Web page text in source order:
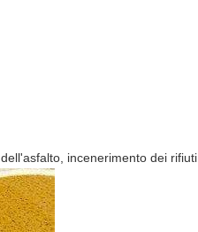
incenerimento dei rifiuti.